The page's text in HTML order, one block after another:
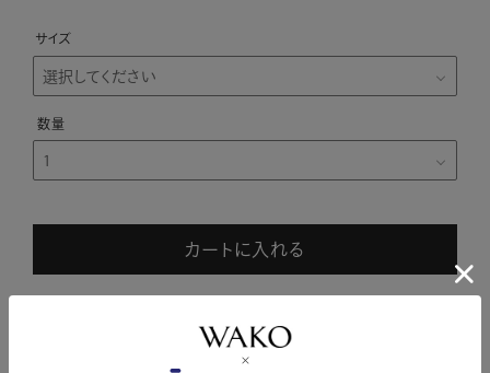
サイズ
カートに入れる